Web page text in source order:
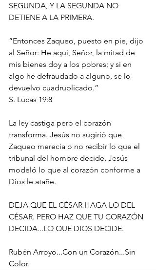
SEGUNDA, Y LA SEGUNDA NO
DETIENE A LA PRIMERA.
“Entonces Zaqueo, puesto en pie, dijo
al Señor: He aquí, Señor, la mitad de
mis bienes doy a los pobres; y si en
algo he defraudado a alguno, se lo
devuelvo cuadruplicado.”
‭‭S. Lucas‬ ‭19:8‬ ‭
La ley castiga pero el corazón
transforma. Jesús no sugirió que
Zaqueo merecía o no recibir lo que el
tribunal del hombre decide, Jesús
modeló lo que al corazón conforme a
Dios le atañe.
DEJA QUE EL CÉSAR HAGA LO DEL
CÉSAR. PERO HAZ QUE TU CORAZÓN
DECIDA...LO QUE DIOS DECIDE.
Rubén Arroyo...Con un Corazón...Sin
Color.